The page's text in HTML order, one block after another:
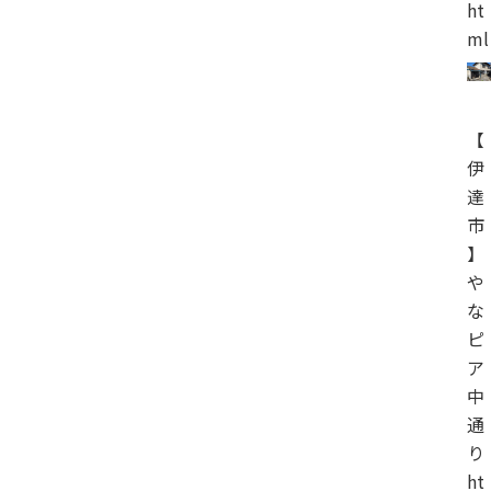
ht
ml
【
伊
達
市
】
や
な
ピ
ア
中
通
り
ht